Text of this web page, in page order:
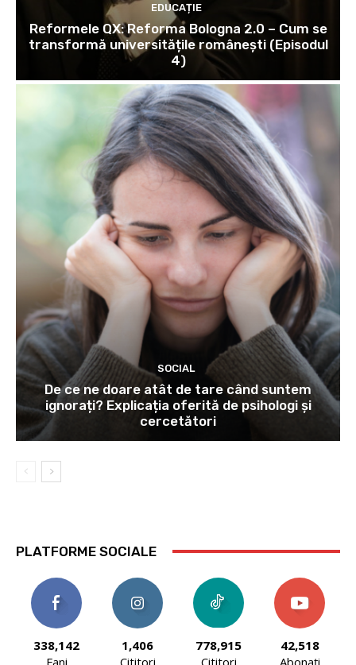
EDUCAȚIE
Reformele QX: Reforma Bologna 2.0 – Cum se
transformă universitățile românești (Episodul
4)
SOCIAL
De ce ne doare atât de tare când suntem
ignorați? Explicația oferită de psihologi și
cercetători
PLATFORME SOCIALE
338,142
Fani
1,406
Cititori
778,915
Cititori
42,518
Abonați